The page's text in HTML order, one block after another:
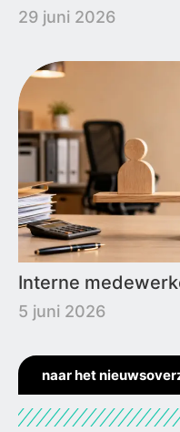
29 juni 2026
Interne
5 juni 2026
naar het